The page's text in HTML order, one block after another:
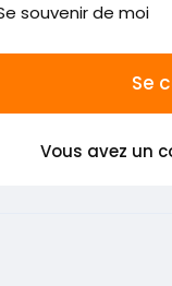
souvenir de moi
Se
Vous avez un